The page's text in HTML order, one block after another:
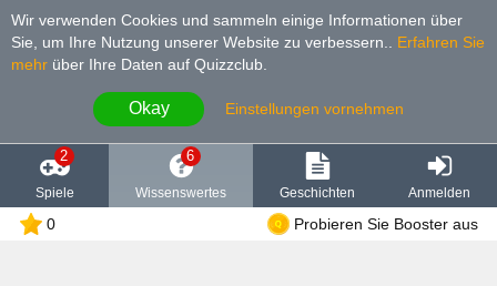
Wir verwenden Cookies und sammeln einige Informationen über
Sie, um Ihre Nutzung unserer Website zu verbessern.
Erfahren Sie
mehr über Ihre Daten auf Quizzclub.
Okay Einstellungen vornehmen
2
Spiele
6
Wissenswertes Geschichten Anmelden
0 Probieren Sie Booster aus